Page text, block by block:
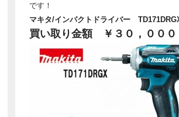
です！
マキタ/インパクトドライバー
買い取り金額 ￥３０，０００